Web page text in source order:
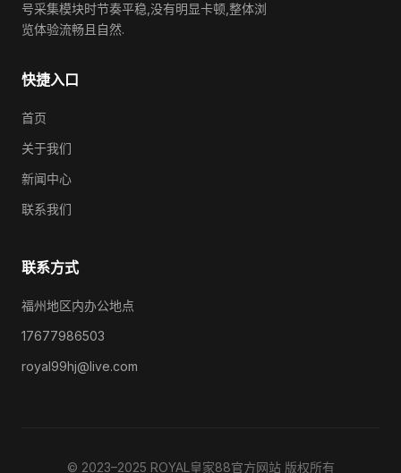
号采集模块时节奏平稳,没有明显卡顿,整体浏
览体验流畅且自然.
快捷入口
首页
关于我们
新闻中心
联系我们
联系方式
福州地区内办公地点
17677986503
royal99hj@live.com
© 2023–2025 ROYAL皇家88官方网站 版权所有